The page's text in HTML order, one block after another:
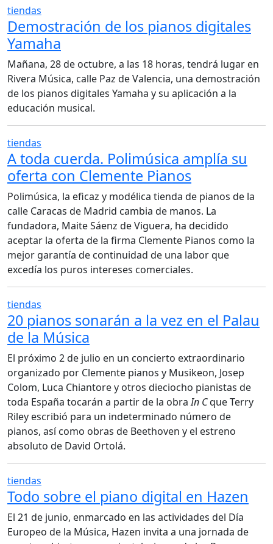
tiendas
Demostración de los pianos digitales
Yamaha
Mañana, 28 de octubre, a las 18 horas, tendrá lugar en
Rivera Música, calle Paz de Valencia, una demostración
de los pianos digitales Yamaha y su aplicación a la
educación musical.
tiendas
A toda cuerda. Polimúsica amplía su
oferta con Clemente Pianos
Polimúsica, la eficaz y modélica tienda de pianos de la
calle Caracas de Madrid cambia de manos. La
fundadora, Maite Sáenz de Viguera, ha decidido
aceptar la oferta de la firma Clemente Pianos como la
mejor garantía de continuidad de una labor que
excedía los puros intereses comerciales.
tiendas
20 pianos sonarán a la vez en el Palau
de la Música
El próximo 2 de julio en un concierto extraordinario
organizado por Clemente pianos y Musikeon, Josep
Colom, Luca Chiantore y otros dieciocho pianistas de
toda España tocarán a partir de la obraIn Cque Terry
Riley escribió para un indeterminado número de
pianos, así como obras de Beethoven y el estreno
absoluto de David Ortolá.
tiendas
Todo sobre el piano digital en Hazen
El 21 de junio, enmarcado en las actividades del Día
Europeo de la Música, Hazen invita a una jornada de